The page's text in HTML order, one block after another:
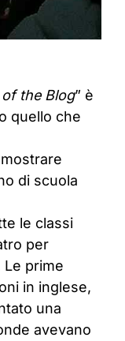
the Blog” è
quello che
di scuola
le classi
per
Le prime
in inglese,
una
avevano